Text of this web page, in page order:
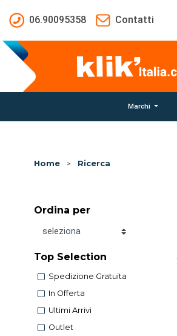
06.90095358
Contatti
Marchi
Home > Ricerca
Ordina per
Ordina per
Top Selection
Spedizione Gratuita
In Offerta
Ultimi Arrivi
Outlet